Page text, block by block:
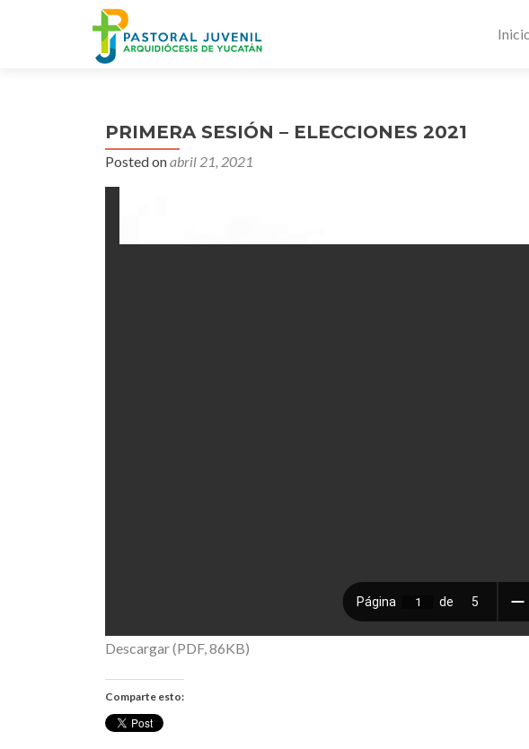
PRIMERA SESIÓN – ELECCIONES 2021
Posted onabril 21, 2021
Descargar (PDF, 86KB)
Comparte esto: